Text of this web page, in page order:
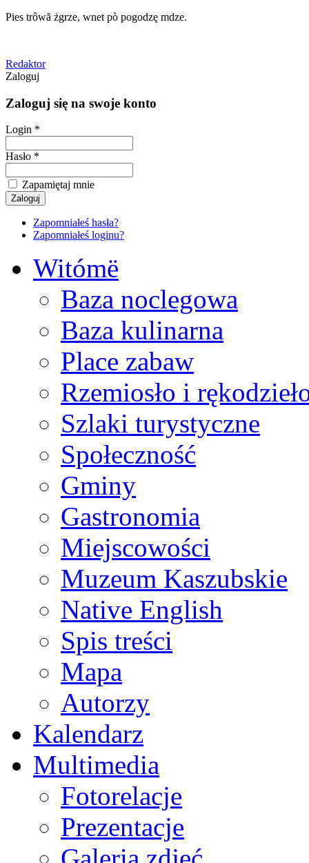
Pies trôwã żgrze, wnet pò pogodzę mdze.
Redaktor
Zaloguj
Zaloguj się na swoje konto
Login *
Hasło *
Zapamiętaj mnie
Zapomniałeś hasła?
Zapomniałeś loginu?
Witómë
Baza noclegowa
Baza kulinarna
Place zabaw
Rzemiosło i
Szlaki turystyczne
Społeczność
Gminy
Gastronomia
Miejscowości
Muzeum Kaszubskie
Native English
Spis treści
Mapa
Autorzy
Kalendarz
Multimedia
Fotorelacje
Prezentacje